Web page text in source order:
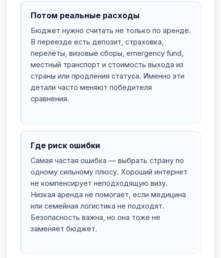
Потом реальные расходы
Бюджет нужно считать не только по аренде.
В переезде есть депозит, страховка,
перелёты, визовые сборы, emergency fund,
местный транспорт и стоимость выхода из
страны или продления статуса. Именно эти
детали часто меняют победителя
сравнения.
Где риск ошибки
Самая частая ошибка — выбрать страну по
одному сильному плюсу. Хороший интернет
не компенсирует неподходящую визу.
Низкая аренда не помогает, если медицина
или семейная логистика не подходят.
Безопасность важна, но она тоже не
заменяет бюджет.